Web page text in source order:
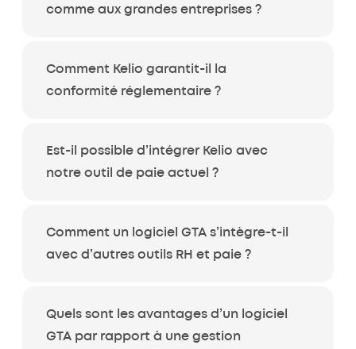
comme aux grandes entreprises ?
Comment Kelio garantit-il la
conformité réglementaire ?
Est-il possible d’intégrer Kelio avec
notre outil de paie actuel ?
Comment un logiciel GTA s’intègre-t-il
avec d’autres outils RH et paie ?
Quels sont les avantages d’un logiciel
GTA par rapport à une gestion